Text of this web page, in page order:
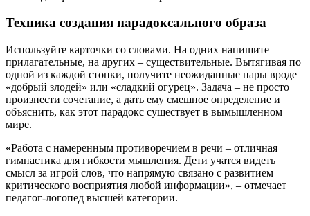
Техника создания парадоксального образа
Используйте карточки со словами. На одних напишите
прилагательные, на других – существительные. Вытягивая по
одной из каждой стопки, получите неожиданные пары вроде
«добрый злодей» или «сладкий огурец». Задача – не просто
произнести сочетание, а дать ему смешное определение и
объяснить, как этот парадокс существует в вымышленном
мире.
«Работа с намеренным противоречием в речи – отличная
гимнастика для гибкости мышления. Дети учатся видеть
смысл за игрой слов, что напрямую связано с развитием
критического восприятия любой информации», – отмечает
педагог-логопед высшей категории.